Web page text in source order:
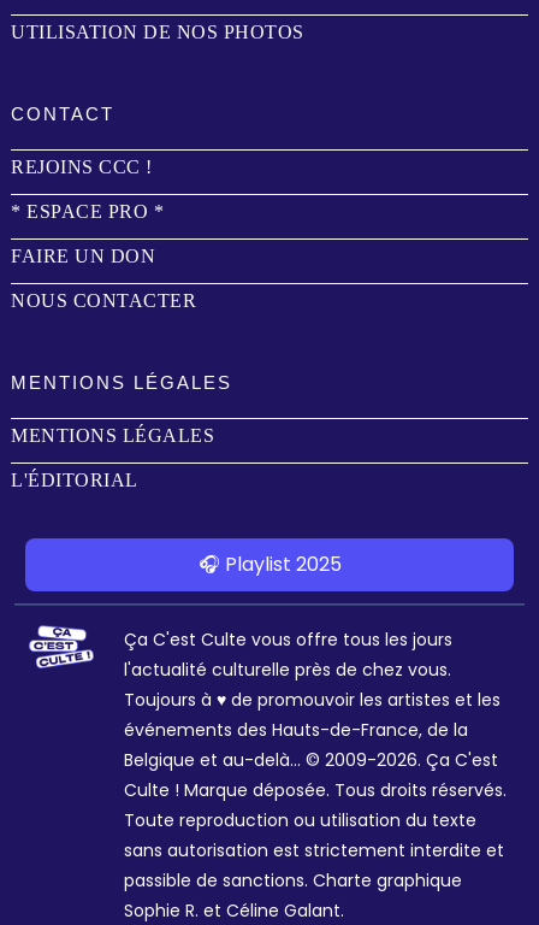
UTILISATION DE NOS PHOTOS
CONTACT
REJOINS CCC !
* ESPACE PRO *
FAIRE UN DON
NOUS CONTACTER
MENTIONS LÉGALES
MENTIONS LÉGALES
L'ÉDITORIAL
🎧 Playlist 2025
Ça C'est Culte vous offre tous les jours
l'actualité culturelle près de chez vous.
Toujours à ♥ de promouvoir les artistes et les
événements des Hauts-de-France, de la
Belgique et au-delà... © 2009-2026. Ça C'est
Culte ! Marque déposée. Tous droits réservés.
Toute reproduction ou utilisation du texte
sans autorisation est strictement interdite et
passible de sanctions. Charte graphique
Sophie R. et Céline Galant.